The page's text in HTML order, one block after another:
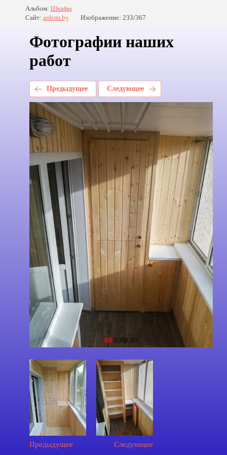
Альбом: Шкафы
Сайт: ardom.by Изображение: 233/367
Фотографии наших
работ
Предыдущее Следующее
Предыдущее Следующее